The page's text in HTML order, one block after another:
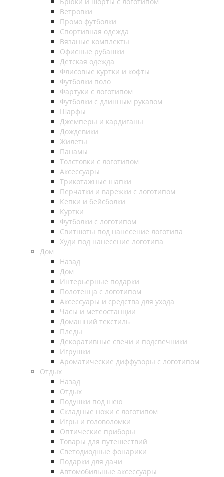
Ветровки
Промо футболки
Спортивная одежда
Вязаные комплекты
Офисные рубашки
Детская одежда
Флисовые куртки и кофты
Футболки поло
Фартуки с логотипом
Футболки с длинным рукавом
Шарфы
Джемперы и кардиганы
Дождевики
Жилеты
Панамы
Толстовки с логотипом
Аксессуары
Трикотажные шапки
Перчатки и варежки с логотипом
Кепки и бейсболки
Куртки
Футболки с логотипом
Свитшоты под нанесение логотипа
Худи под нанесение логотипа
Дом
Назад
Дом
Интерьерные подарки
Полотенца с логотипом
Аксессуары и средства для ухода
Часы и метеостанции
Домашний текстиль
Пледы
Декоративные свечи и подсвечники
Игрушки
Ароматические диффузоры с логотипом
Отдых
Назад
Отдых
Подушки под шею
Складные ножи с логотипом
Игры и головоломки
Оптические приборы
Товары для путешествий
Светодиодные фонарики
Подарки для дачи
Автомобильные аксессуары